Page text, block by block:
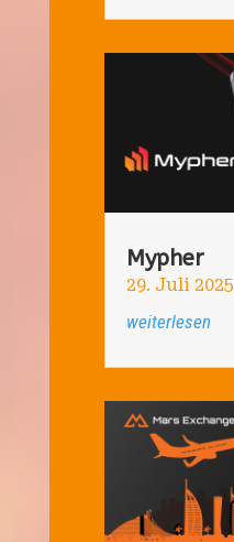
Mypher
29. Juli 2025
weiterlesen